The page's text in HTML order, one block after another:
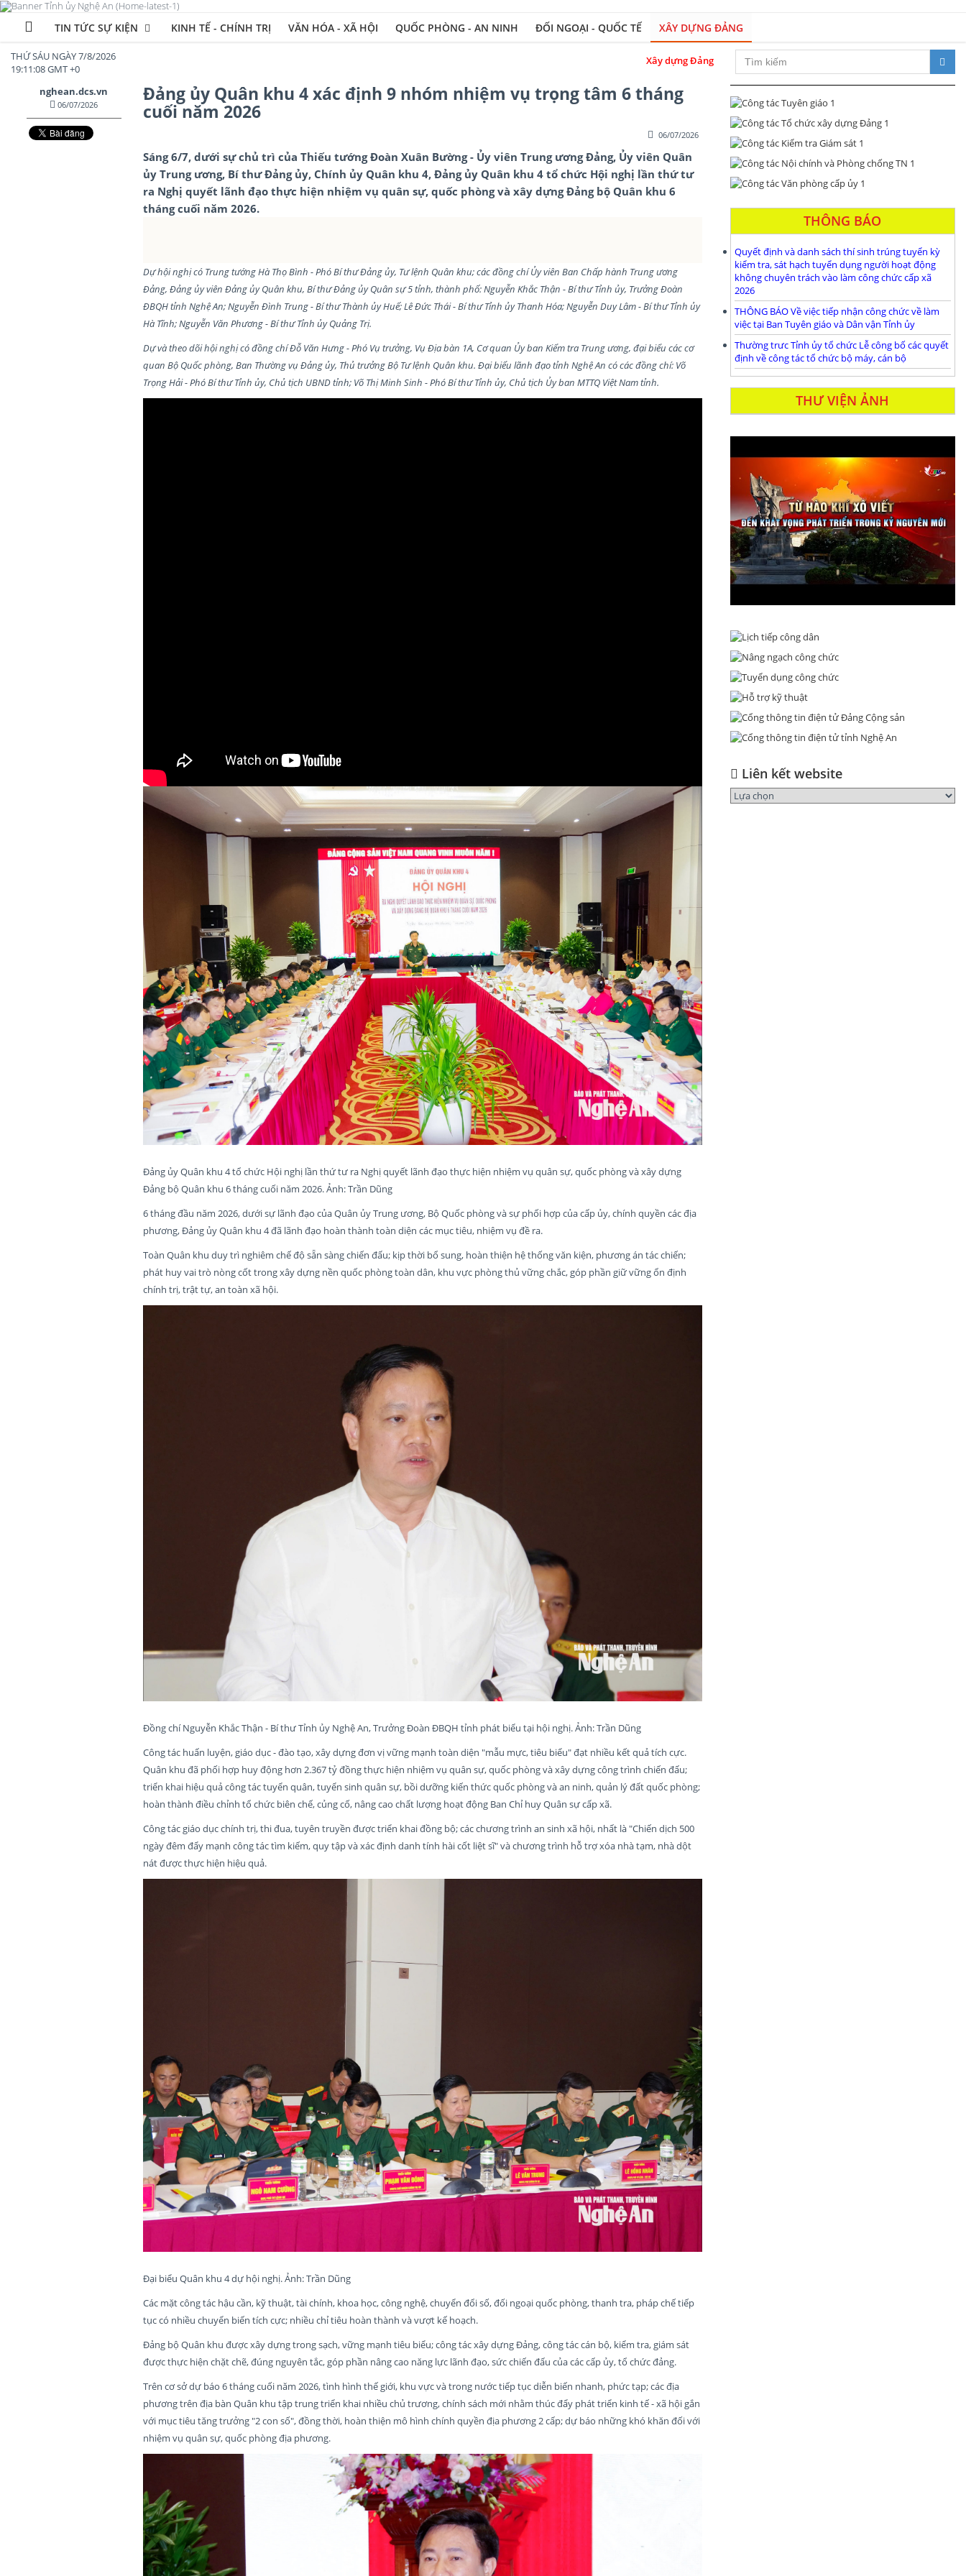
TIN TỨC SỰ KIỆN KINH TẾ - CHÍNH TRỊ VĂN HÓA - XÃ HỘI QUỐC PHÒNG - AN NINH ĐỐI NGOẠI - QUỐC TẾ XÂY DỰNG ĐẢNG
THỨ SÁU NGÀY 7/8/2026
19:11:10 GMT +0
Xây dựng Đảng bộ và hệ thống chính trị trong sạch, vững mạnh; đổi mới toàn diện,
nghean.dcs.vn
06/07/2026 Đảng ủy Quân khu 4 xác định 9 nhóm nhiệm vụ trọng tâm 6 tháng
cuối năm 2026
06/07/2026
Sáng 6/7, dưới sự chủ trì của Thiếu tướng Đoàn Xuân Bường - Ủy viên Trung ương Đảng, Ủy viên Quân
ủy Trung ương, Bí thư Đảng ủy, Chính ủy Quân khu 4, Đảng ủy Quân khu 4 tổ chức Hội nghị lần thứ tư
ra Nghị quyết lãnh đạo thực hiện nhiệm vụ quân sự, quốc phòng và xây dựng Đảng bộ Quân khu 6
tháng cuối năm 2026.
Dự hội nghị có Trung tướng Hà Thọ Bình - Phó Bí thư Đảng ủy, Tư lệnh Quân khu; các đồng chí Ủy viên Ban Chấp hành Trung ương
Đảng, Đảng ủy viên Đảng ủy Quân khu, Bí thư Đảng ủy Quân sự 5 tỉnh, thành phố: Nguyễn Khắc Thận - Bí thư Tỉnh ủy, Trưởng Đoàn
ĐBQH tỉnh Nghệ An; Nguyễn Đình Trung - Bí thư Thành ủy Huế; Lê Đức Thái - Bí thư Tỉnh ủy Thanh Hóa; Nguyễn Duy Lâm - Bí thư Tỉnh ủy
Hà Tĩnh; Nguyễn Văn Phương - Bí thư Tỉnh ủy Quảng Trị.
Dự và theo dõi hội nghị có đồng chí Đỗ Văn Hưng - Phó Vụ trưởng, Vụ Địa bàn 1A, Cơ quan Ủy ban Kiểm tra Trung ương, đại biểu các cơ
quan Bộ Quốc phòng, Ban Thường vụ Đảng ủy, Thủ trưởng Bộ Tư lệnh Quân khu. Đại biểu lãnh đạo tỉnh Nghệ An có các đồng chí: Võ
Trọng Hải - Phó Bí thư Tỉnh ủy, Chủ tịch UBND tỉnh; Võ Thị Minh Sinh - Phó Bí thư Tỉnh ủy, Chủ tịch Ủy ban MTTQ Việt Nam tỉnh.
Đảng ủy Quân khu 4 tổ chức Hội nghị lần thứ tư ra Nghị quyết lãnh đạo thực hiện nhiệm vụ quân sự, quốc phòng và xây dựng
Đảng bộ Quân khu 6 tháng cuối năm 2026. Ảnh: Trần Dũng
6 tháng đầu năm 2026, dưới sự lãnh đạo của Quân ủy Trung ương, Bộ Quốc phòng và sự phối hợp của cấp ủy, chính quyền các địa
phương, Đảng ủy Quân khu 4 đã lãnh đạo hoàn thành toàn diện các mục tiêu, nhiệm vụ đề ra.
Toàn Quân khu duy trì nghiêm chế độ sẵn sàng chiến đấu; kịp thời bổ sung, hoàn thiện hệ thống văn kiện, phương án tác chiến;
phát huy vai trò nòng cốt trong xây dựng nền quốc phòng toàn dân, khu vực phòng thủ vững chắc, góp phần giữ vững ổn định
chính trị, trật tự, an toàn xã hội.
Đồng chí Nguyễn Khắc Thận - Bí thư Tỉnh ủy Nghệ An, Trưởng Đoàn ĐBQH tỉnh phát biểu tại hội nghị. Ảnh: Trần Dũng
Công tác huấn luyện, giáo dục - đào tạo, xây dựng đơn vị vững mạnh toàn diện "mẫu mực, tiêu biểu" đạt nhiều kết quả tích cực.
Quân khu đã phối hợp huy động hơn 2.367 tỷ đồng thực hiện nhiệm vụ quân sự, quốc phòng và xây dựng công trình chiến đấu;
triển khai hiệu quả công tác tuyển quân, tuyển sinh quân sự, bồi dưỡng kiến thức quốc phòng và an ninh, quản lý đất quốc phòng;
hoàn thành điều chỉnh tổ chức biên chế, củng cố, nâng cao chất lượng hoạt động Ban Chỉ huy Quân sự cấp xã.
Công tác giáo dục chính trị, thi đua, tuyên truyền được triển khai đồng bộ; các chương trình an sinh xã hội, nhất là "Chiến dịch 500
ngày đêm đẩy mạnh công tác tìm kiếm, quy tập và xác định danh tính hài cốt liệt sĩ" và chương trình hỗ trợ xóa nhà tạm, nhà dột
nát được thực hiện hiệu quả.
Đại biểu Quân khu 4 dự hội nghị. Ảnh: Trần Dũng
Các mặt công tác hậu cần, kỹ thuật, tài chính, khoa học, công nghệ, chuyển đổi số, đối ngoại quốc phòng, thanh tra, pháp chế tiếp
tục có nhiều chuyển biến tích cực; nhiều chỉ tiêu hoàn thành và vượt kế hoạch.
Đảng bộ Quân khu được xây dựng trong sạch, vững mạnh tiêu biểu; công tác xây dựng Đảng, công tác cán bộ, kiểm tra, giám sát
được thực hiện chặt chẽ, đúng nguyên tắc, góp phần nâng cao năng lực lãnh đạo, sức chiến đấu của các cấp ủy, tổ chức đảng.
Trên cơ sở dự báo 6 tháng cuối năm 2026, tình hình thế giới, khu vực và trong nước tiếp tục diễn biến nhanh, phức tạp; các địa
phương trên địa bàn Quân khu tập trung triển khai nhiều chủ trương, chính sách mới nhằm thúc đẩy phát triển kinh tế - xã hội gắn
với mục tiêu tăng trưởng "2 con số", đồng thời, hoàn thiện mô hình chính quyền địa phương 2 cấp; dự báo những khó khăn đối với
nhiệm vụ quân sự, quốc phòng địa phương.
THÔNG BÁO
Quyết định và danh sách thí sinh trúng tuyển kỳ
kiểm tra, sát hạch tuyển dụng người hoạt động
không chuyên trách vào làm công chức cấp xã
2026
THÔNG BÁO Về việc tiếp nhận công chức về làm
việc tại Ban Tuyên giáo và Dân vận Tỉnh ủy
Thường trưc Tỉnh ủy tổ chức Lễ công bố các quyết
định về công tác tổ chức bộ máy, cán bộ
THƯ VIỆN ẢNH
Liên kết website